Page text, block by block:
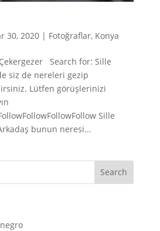
30, 2020| Fotoğraflar, Konya
Search for: Sille
siz de nereleri gezip
Lütfen görüşlerinizi
Sille
bunun neresi...